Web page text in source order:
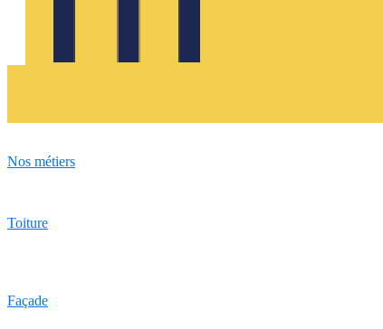
Nos métiers
Toiture
Façade